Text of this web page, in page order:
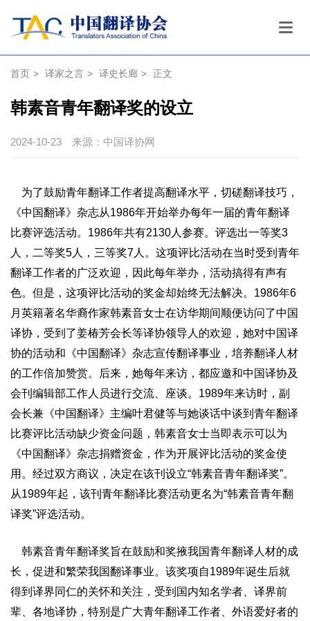
首页 > 译家之言 > 译史长廊 > 正文
韩素音青年翻译奖的设立
2024-10-23 来源：中国译协网
为了鼓励青年翻译工作者提高翻译水平，切磋翻译技巧，
《中国翻译》杂志从1986年开始举办每年一届的青年翻译
比赛评选活动。1986年共有2130人参赛。评选出一等奖3
人，二等奖5人，三等奖7人。这项评比活动在当时受到青年
翻译工作者的广泛欢迎，因此每年举办，活动搞得有声有
色。但是，这项评比活动的奖金却始终无法解决。1986年6
月英籍著名华裔作家韩素音女士在访华期间顺便访问了中国
译协，受到了姜椿芳会长等译协领导人的欢迎，她对中国译
协的活动和《中国翻译》杂志宣传翻译事业，培养翻译人材
的工作倍加赞赏。后来，她每年来访，都应邀和中国译协及
会刊编辑部工作人员进行交流、座谈。1989年来访时，副
会长兼《中国翻译》主编叶君健等与她谈话中谈到青年翻译
比赛评比活动缺少资金问题，韩素音女士当即表示可以为
《中国翻译》杂志捐赠资金，作为开展评比活动的奖金使
用。经过双方商议，决定在该刊设立“韩素音青年翻译奖”。
从1989年起，该刊青年翻译比赛活动更名为“韩素音青年翻
译奖”评选活动。
韩素音青年翻译奖旨在鼓励和奖掖我国青年翻译人材的成
长，促进和繁荣我国翻译事业。该奖项自1989年诞生后就
得到译界同仁的关怀和关注，受到国内知名学者、译界前
辈、各地译协，特别是广大青年翻译工作者、外语爱好者的